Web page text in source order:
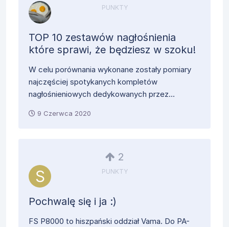
PUNKTY
TOP 10 zestawów nagłośnienia
które sprawi, że będziesz w szoku!
W celu porównania wykonane zostały pomiary
najczęściej spotykanych kompletów
nagłośnieniowych dedykowanych przez...
9 Czerwca 2020
2
PUNKTY
Pochwalę się i ja :)
FS P8000 to hiszpański oddział Vama. Do PA-